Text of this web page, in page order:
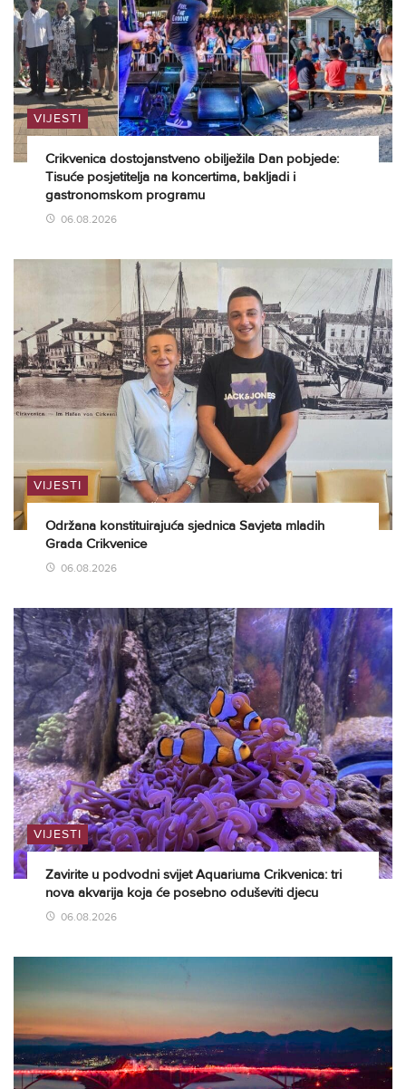
VIJESTI
Crikvenica dostojanstveno obilježila Dan pobjede:
Tisuće posjetitelja na koncertima, bakljadi i
gastronomskom programu
06.08.2026
VIJESTI
Održana konstituirajuća sjednica Savjeta mladih
Grada Crikvenice
06.08.2026
VIJESTI
Zavirite u podvodni svijet Aquariuma Crikvenica: tri
nova akvarija koja će posebno oduševiti djecu
06.08.2026